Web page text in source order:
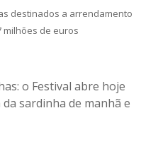
destinados a arrendamento
milhões de euros